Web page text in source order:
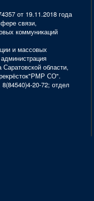
от 19.11.2018 года
связи,
коммуникаций
и массовых
области,
СО".
20-72; отдел